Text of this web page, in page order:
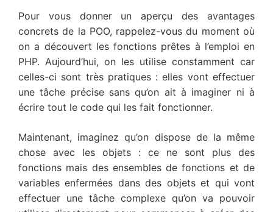
Pour vous donner un aperçu des avantages
concrets de la POO, rappelez-vous du moment où
on a découvert les fonctions prêtes à l’emploi en
PHP. Aujourd’hui, on les utilise constamment car
celles-ci sont très pratiques : elles vont effectuer
une tâche précise sans qu’on ait à imaginer ni à
écrire tout le code qui les fait fonctionner.
Maintenant, imaginez qu’on dispose de la même
chose avec les objets : ce ne sont plus des
fonctions mais des ensembles de fonctions et de
variables enfermées dans des objets et qui vont
effectuer une tâche complexe qu’on va pouvoir